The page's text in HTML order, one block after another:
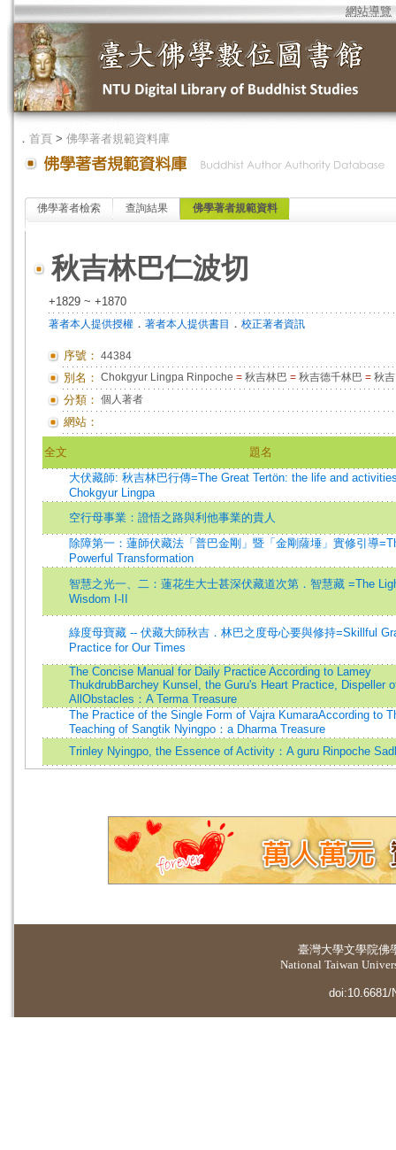
網站導覽
． 首頁 > 佛學著者規範資料庫
佛學著者檢索 查詢結果 佛學著者規範資料
秋吉林巴仁波切
+1829 ~ +1870
著者本人提供授權 ． 著者本人提供書目 ． 校正著者資訊
序號： 44384
別名： Chokgyur Lingpa Rinpoche = 秋吉林巴 = 秋吉德千林巴 = 秋
分類： 個人著者
網站：
全文
題名
大伏藏師: 秋吉林巴行傳=The Great Tertön: the life and
Chokgyur Lingpa
空行母事業：證悟之路與利他事業的貴人
除障第一：蓮師伏藏法「普巴金剛」暨「金剛薩埵」實修引導
Powerful Transformation
智慧之光一、二：蓮花生大士甚深伏藏道次第．智慧藏 =The
Wisdom I-II
綠度母寶藏 -- 伏藏大師秋吉．林巴之度母心要與修持=Skillful
Practice for Our Times
The Concise Manual for Daily Practice According to Lamey
ThukdrubBarchey Kunsel, the Guru's Heart Practice, Dispeller
AllObstacles：A Terma Treasure
The Practice of the Single Form of Vajra KumaraAccording to
Teaching of Sangtik Nyingpo：a Dharma Treasure
Trinley Nyingpo, the Essence of Activity：A guru Rinpoche
臺灣大學文學院佛
National Taiwan
doi:10.6681/